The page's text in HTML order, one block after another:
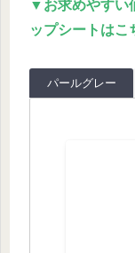
▼お求めやすい
ップシートはこ
パールグレー